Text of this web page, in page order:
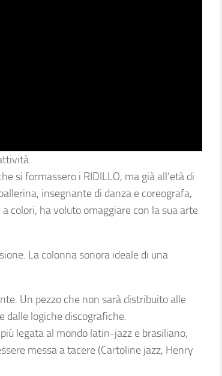
si formassero i RIDILLO, ma già all’età di
insegnante di danza e coreografa,
colori, ha voluto omaggiare con la sua arte
La colonna sonora ideale di una
Un pezzo che non sarà distribuito alle
dalle logiche discografiche.
più legata al mondo latin-jazz e brasiliano,
messa a tacere (Cartoline jazz, Henry